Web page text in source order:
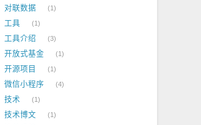
对联数据 1
工具 1
工具介绍 3
开放式基金 1
开源项目 1
微信小程序 4
技术 1
技术博文 1